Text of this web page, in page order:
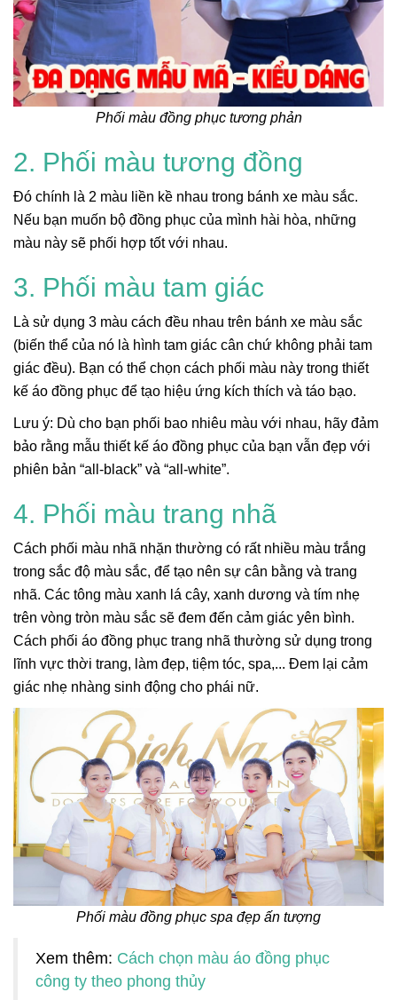
Phối màu đồng phục tương phản
2. Phối màu tương đồng
Đó chính là 2 màu liền kề nhau trong bánh xe màu sắc.
Nếu bạn muốn bộ đồng phục của mình hài hòa, những
màu này sẽ phối hợp tốt với nhau.
3. Phối màu tam giác
Là sử dụng 3 màu cách đều nhau trên bánh xe màu sắc
(biến thể của nó là hình tam giác cân chứ không phải tam
giác đều). Bạn có thể chọn cách phối màu này trong thiết
kế áo đồng phục để tạo hiệu ứng kích thích và táo bạo.
Lưu ý: Dù cho bạn phối bao nhiêu màu với nhau, hãy đảm
bảo rằng mẫu thiết kế áo đồng phục của bạn vẫn đẹp với
phiên bản “all-black” và “all-white”.
4. Phối màu trang nhã
Cách phối màu nhã nhặn thường có rất nhiều màu trắng
trong sắc độ màu sắc, để tạo nên sự cân bằng và trang
nhã. Các tông màu xanh lá cây, xanh dương và tím nhẹ
trên vòng tròn màu sắc sẽ đem đến cảm giác yên bình.
Cách phối áo đồng phục trang nhã thường sử dụng trong
lĩnh vực thời trang, làm đẹp, tiệm tóc, spa,... Đem lại cảm
giác nhẹ nhàng sinh động cho phái nữ.
Phối màu đồng phục spa đẹp ấn tượng
Xem thêm: Cách chọn màu áo đồng phục
công ty theo phong thủy